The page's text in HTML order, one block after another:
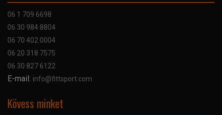
Adatvédelmi nyilatkozat
06 1 709 6698
06 30 984 8804
06 70 402 0004
06 20 318 7575
06 30 827 6122
E-mail: info@fittsport.com
Kövess minket